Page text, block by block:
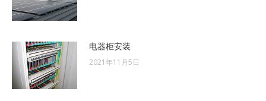
电器柜安装
2021年11月5日